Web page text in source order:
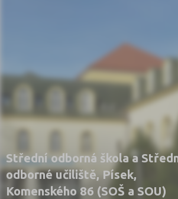
Střední odborná škola a
odborné učiliště, Písek,
Komenského 86 (SOŠ a SOU)